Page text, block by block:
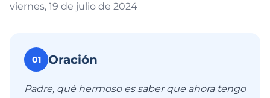
viernes, 19 de julio de 2024
01 Oración
Padre, qué hermoso es saber que ahora tengo